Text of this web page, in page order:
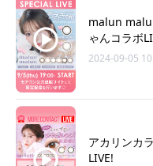
malun
ゃんコラボ
2024-09-05
アカリンカ
LIVE!